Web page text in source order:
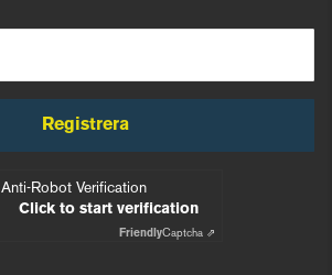
Registrera
Anti-Robot Verification
Click to start verification
FriendlyCaptcha ⇗